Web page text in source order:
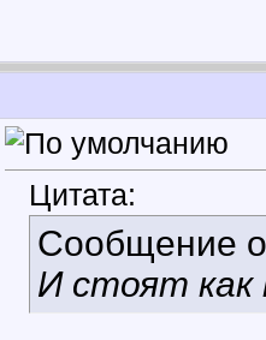
Цитата:
Сообщение
И стоят как